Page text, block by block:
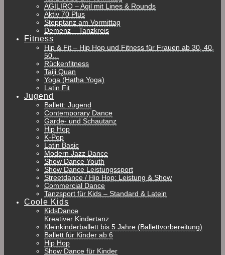
AGILIRO – Agil mit Lines & Rounds
Aktiv 70 Plus
Stepptanz am Vormittag
Demenz – Tanzkreis
Fitness
Hip & Fit – Hip Hop und Fitness für Frauen ab 30, 40,
50…
Rückenfitness
Taiji Quan
Yoga (Hatha Yoga)
Latin Fit
Jugend
Ballett: Jugend
Contemporary Dance
Garde- und Schautanz
Hip Hop
K-Pop
Latin Basic
Modern Jazz Dance
Show Dance Youth
Show Dance Leistungssport
Streetdance / Hip Hop: Leistung & Show
Commercial Dance
Tanzsport für Kids – Standard & Latein
Coole Kids
KidsDance
Kreativer Kindertanz
Kleinkinderballett bis 5 Jahre (Ballettvorbereitung)
Ballett für Kinder ab 6
Hip Hop
Show Dance für Kinder